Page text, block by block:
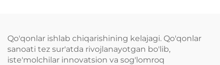
Qo'qonlar ishlab chiqarishining kelajagi. Qo'qonlar
sanoati tez sur'atda rivojlanayotgan bo'lib,
iste'molchilar innovatsion va sog'lomroq